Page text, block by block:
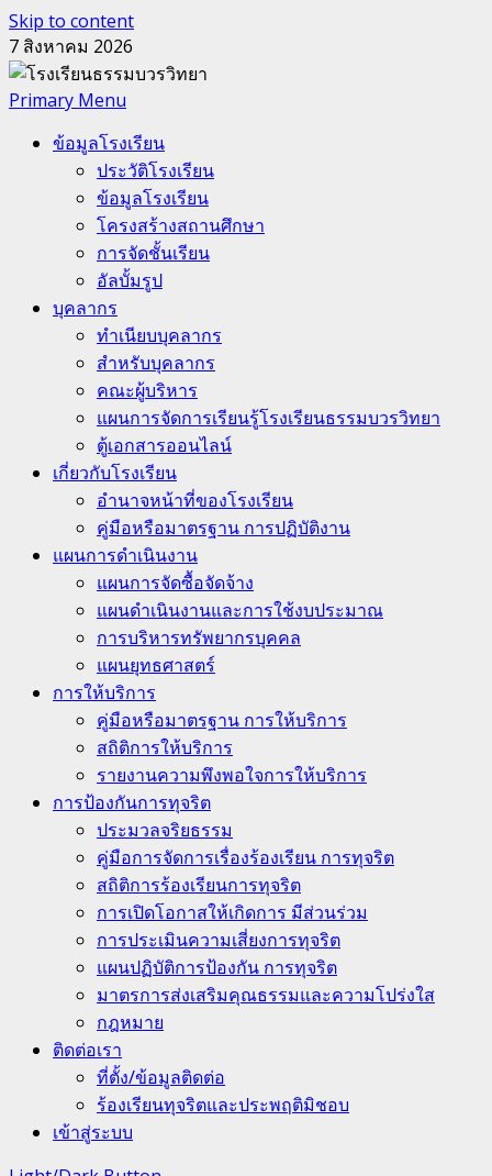
Skip to content
7 สิงหาคม 2026
Primary Menu
ข้อมูลโรงเรียน
ประวัติโรงเรียน
ข้อมูลโรงเรียน
โครงสร้างสถานศึกษา
การจัดชั้นเรียน
อัลบั้มรูป
บุคลากร
ทำเนียบบุคลากร
สำหรับบุคลากร
คณะผู้บริหาร
แผนการจัดการเรียนรู้โรงเรียนธรรมบวรวิทยา
ตู้เอกสารออนไลน์
เกี่ยวกับโรงเรียน
อำนาจหน้าที่ของโรงเรียน
คู่มือหรือมาตรฐาน การปฏิบัติงาน
แผนการดำเนินงาน
แผนการจัดซื้อจัดจ้าง
แผนดำเนินงานและการใช้งบประมาณ
การบริหารทรัพยากรบุคคล
แผนยุทธศาสตร์
การให้บริการ
คู่มือหรือมาตรฐาน การให้บริการ
สถิติการให้บริการ
รายงานความพึงพอใจการให้บริการ
การป้องกันการทุจริต
ประมวลจริยธรรม
คู่มือการจัดการเรื่องร้องเรียน การทุจริต
สถิติการร้องเรียนการทุจริต
การเปิดโอกาสให้เกิดการ มีส่วนร่วม
การประเมินความเสี่ยงการทุจริต
แผนปฏิบัติการป้องกัน การทุจริต
มาตรการส่งเสริมคุณธรรมและความโปร่งใส
กฎหมาย
ติดต่อเรา
ที่ตั้ง/ข้อมูลติดต่อ
ร้องเรียนทุจริตและประพฤติมิชอบ
เข้าสู่ระบบ